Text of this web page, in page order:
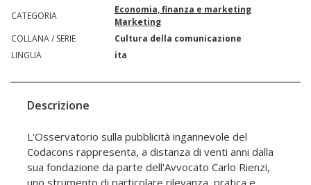
CATEGORIA
Economia, finanza e marketing
Marketing
COLLANA / SERIE
Cultura della comunicazione
LINGUA
ita
Descrizione
L'Osservatorio sulla pubblicità ingannevole del
Codacons rappresenta, a distanza di venti anni dalla
sua fondazione da parte dell'Avvocato Carlo Rienzi,
uno strumento di particolare rilevanza, pratica e